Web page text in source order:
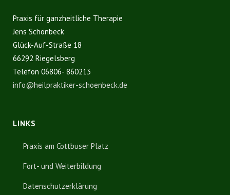
Praxis für ganzheitliche Therapie
Jens Schönbeck
Glück-Auf-Straße 18
66292 Riegelsberg
Telefon 06806- 860213
info@heilpraktiker-schoenbeck.de
LINKS
Praxis am Cottbuser Platz
Fort- und Weiterbildung
Datenschutzerklärung